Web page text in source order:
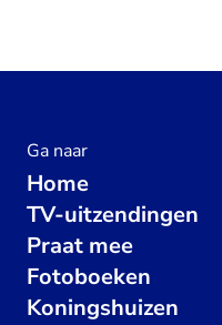
Ga naar
Home
TV-uitzendingen
Praat mee
Fotoboeken
Koningshuizen